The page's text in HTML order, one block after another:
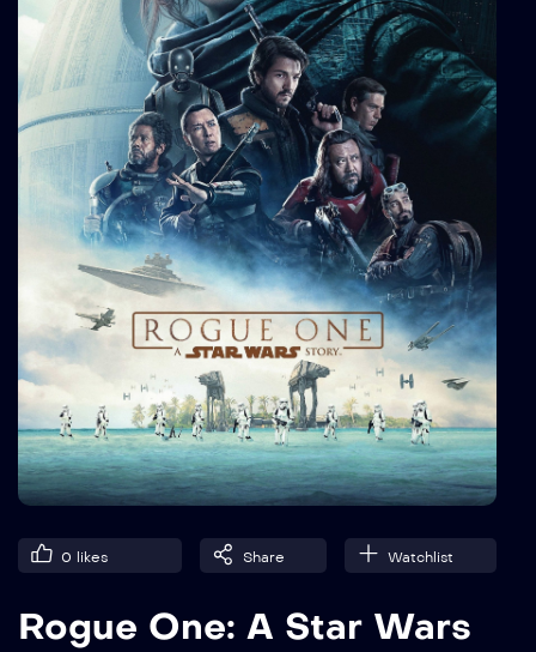
0 likes Share Watchlist
Rogue One: A Star Wars